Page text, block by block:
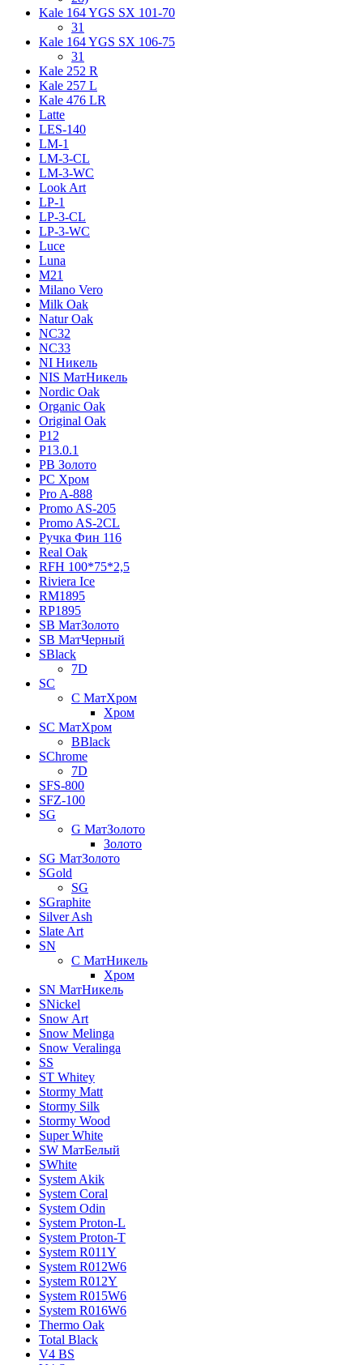
Kale 164 YGS SX 101-70
31
Kale 164 YGS SX 106-75
31
Kale 252 R
Kale 257 L
Kale 476 LR
Latte
LES-140
LM-1
LM-3-CL
LM-3-WC
Look Art
LP-1
LP-3-CL
LP-3-WC
Luce
Luna
M21
Milano Vero
Milk Oak
Natur Oak
NC32
NC33
NI Никель
NIS МатНикель
Nordic Oak
Organic Oak
Original Oak
P12
P13.0.1
PB Золото
PC Хром
Pro A-888
Promo AS-205
Promo AS-2CL
Pучка Фин 116
Real Oak
RFH 100*75*2,5
Riviera Ice
RM1895
RP1895
SB МатЗолото
SB МатЧерный
SBlack
7D
SC
C МатХром
Хром
SC МатХром
BBlack
SChrome
7D
SFS-800
SFZ-100
SG
G МатЗолото
Золото
SG МатЗолото
SGold
SG
SGraphite
Silver Ash
Slate Art
SN
C МатНикель
Хром
SN МатНикель
SNickel
Snow Art
Snow Melinga
Snow Veralinga
SS
ST Whitey
Stormy Matt
Stormy Silk
Stormy Wood
Super White
SW МатБелый
SWhite
System Akik
System Coral
System Odin
System Proton-L
System Proton-T
System R011Y
System R012W6
System R012Y
System R015W6
System R016W6
Thermo Oak
Total Black
V4 BS